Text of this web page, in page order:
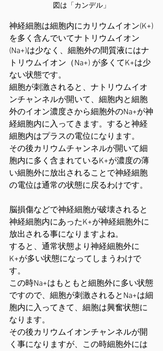
図は「カンデル」
神経細胞は細胞内にカリウムイオン(K+)
を多く含んでいてナトリウムイオン
(Na+)は少なく、細胞外の間質液にはナ
トリウムイオン（Na+) が多くてK+は少
ない状態です。
細胞が刺激されると、ナトリウムイオ
ンチャンネルが開いて、細胞内と細胞
外のイオン濃度さから細胞外のNa+が神
経細胞内に入ってきます。すると神経
細胞内はプラスの電位になります。
その後カリウムチャンネルが開いて細
胞内に多く含まれているK+が濃度の薄
い細胞外に放出されることで神経細胞
の電位は通常の状態に戻るわけです。
脳損傷などで神経細胞が破壊されると
神経細胞内にあったK+が神経細胞外に
放出される事になりますよね。
すると、通常状態より神経細胞外に
K+が多い状態になってしまうわけで
す。
この時Na+はもともと細胞外に多い状態
ですので、細胞が刺激されるとNa+は細
胞内に入ってきて、細胞は興奮状態に
なります。
その後カリウムイオンチャンネルが開
く事になりますが、この時細胞外には